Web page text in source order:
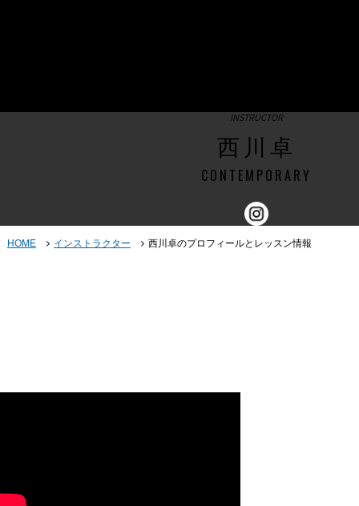
INSTRUCTOR
西川卓
CONTEMPORARY
HOME インストラクター 西川卓のプロフィールとレッスン情報